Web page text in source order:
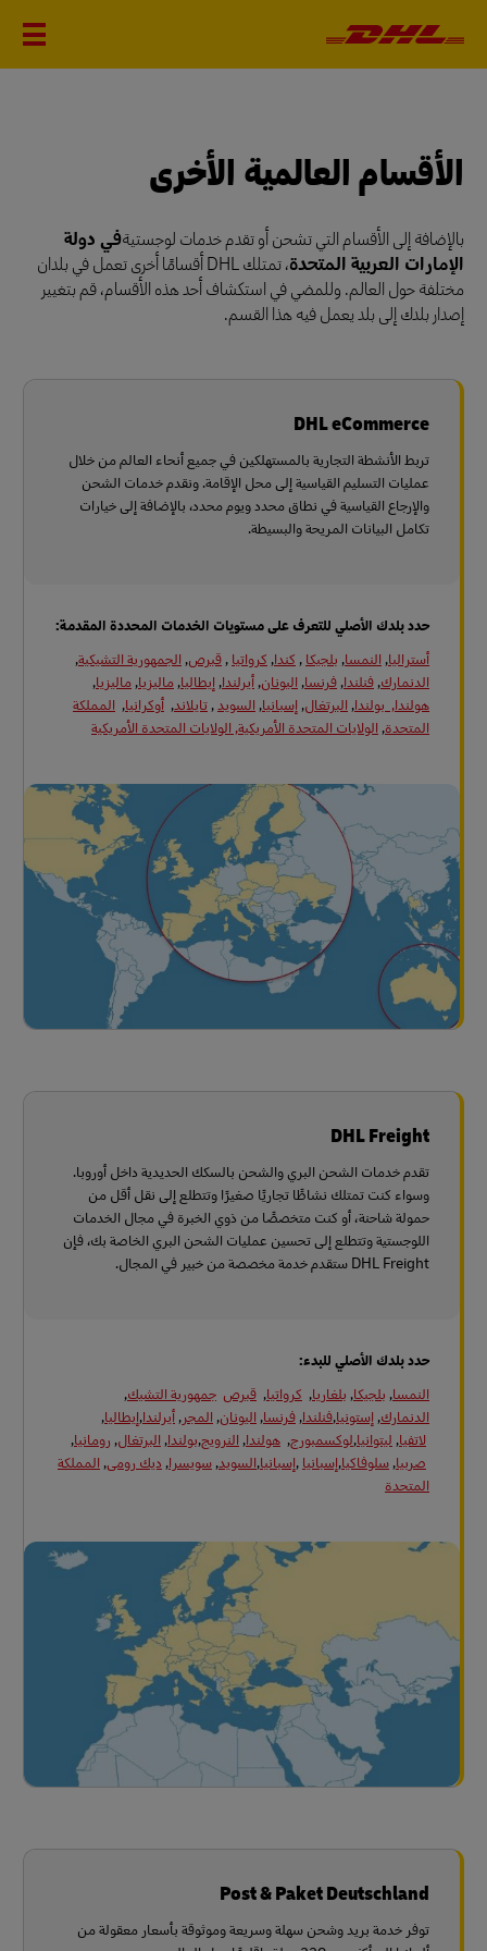
الأقسام العالمية الأخرى
بالإضافة إلى الأقسام التي تشحن أو تقدم خدمات لوجستيةفي دولة
الإمارات العربية المتحدة
، تمتلك DHL أقسامًا أخرى تعمل في بلدان
مختلفة حول العالم. وللمضي في استكشاف أحد هذه الأقسام، قم بتغيير
إصدار بلدك إلى بلد يعمل فيه هذا القسم.
DHL eCommerce
تربط الأنشطة التجارية بالمستهلكين في جميع أنحاء العالم من خلال
عمليات التسليم القياسية إلى محل الإقامة. ونقدم خدمات الشحن
والإرجاع القياسية في نطاق محدد ويوم محدد، بالإضافة إلى خيارات
تكامل البيانات المريحة والبسيطة.
حدد بلدك الأصلي للتعرف على مستويات الخدمات المحددة المقدمة:
أستراليا, النمسا, بلجيكا , كندا, كرواتيا , قبرص, الجمهورية التشيكية,
الدنمارك, فنلندا, فرنسا, اليونان, أيرلندا, إيطاليا, ماليزيا, ماليزيا,
هولندا, بولندا, البرتغال, إسبانيا, السويد, تايلاند, أوكرانيا, المملكة
المتحدة, الولايات المتحدة الأمريكية, الولايات المتحدة الأمريكية
DHL Freight
تقدم خدمات الشحن البري والشحن بالسكك الحديدية داخل أوروبا.
وسواء كنت تمتلك نشاطًا تجاريًا صغيرًا وتتطلع إلى نقل أقل من
حمولة شاحنة، أو كنت متخصصًا من ذوي الخبرة في مجال الخدمات
اللوجستية وتتطلع إلى تحسين عمليات الشحن البري الخاصة بك، فإن
DHL Freight ستقدم خدمة مخصصة من خبير في المجال.
حدد بلدك الأصلي للبدء:
النمسا, بلجيكا, بلغاريا, كرواتيا, قبرص جمهورية التشيك,
الدنمارك, إستونيا,فنلندا, فرنسا, اليونان, المجر, أيرلندا,إيطاليا,
لاتفيا, ليتوانيا,لوكسمبورج, هولندا, النرويج,بولندا, البرتغال, رومانيا,
صربيا, سلوفاكيا,إسبانيا ,إسبانيا,السويد, سويسرا, ديك رومى, المملكة
المتحدة
Post & Paket Deutschland
توفر خدمة بريد وشحن سهلة وسريعة وموثوقة بأسعار معقولة من